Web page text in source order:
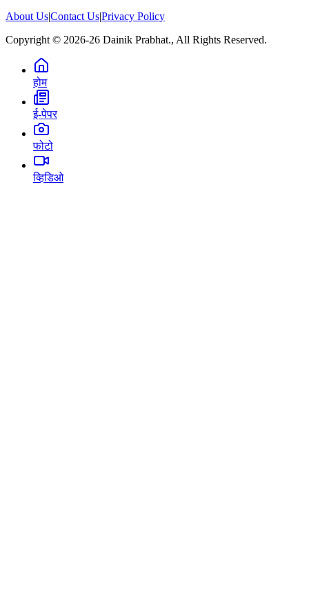
About Us|Contact Us|Privacy Policy
Copyright © 2026-26 Dainik Prabhat., All Rights Reserved.
होम
ई-पेपर
फोटो
व्हिडिओ